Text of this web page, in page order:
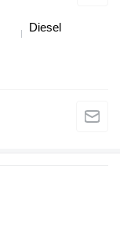
Diesel